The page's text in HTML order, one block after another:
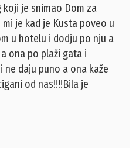
je snimao Dom za
je kad je Kusta poveo u
u hotelu i dodju po nju a
ona po plaži gata i
ne daju puno a ona kaže
od nas!!!!Bila je